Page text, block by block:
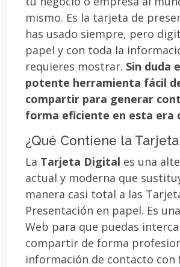
mismo. Es la tarjeta de
has usado siempre, pero
papel y con toda la
requieres mostrar. Sin duda
potente herramienta fácil
compartir para generar
forma eficiente en esta era
¿Qué Contiene la
La Tarjeta Digital es una
actual y moderna que
manera casi total a las
Presentación en papel. Es
Web para que puedas
compartir de forma
información de contacto con